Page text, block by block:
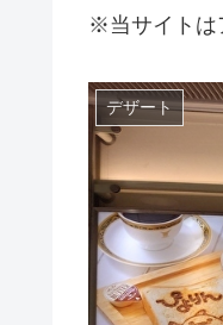
※当サイトは
デザート